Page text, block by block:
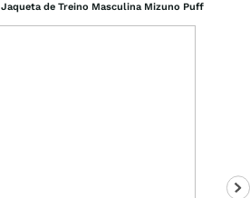
Jaqueta de Treino Masculina Mizuno Puff